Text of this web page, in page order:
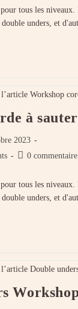
la
publication :
tous les niveaux.
unders, et
à
2023
Commentaires
la
publication :
0 commentaire
tous les niveaux.
unders, et